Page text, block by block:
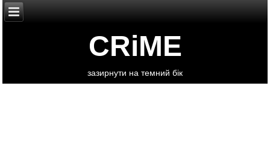
CRiME
зазирнути на темний бік